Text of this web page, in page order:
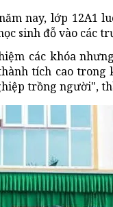
nay, lớp 12A1
sinh đỗ vào các
các khóa
tích cao
trồng người",